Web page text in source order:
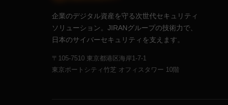
企業のデジタル資産を守る次世代セキュリティ
ソリューション。JIRANグループの技術力で、
日本のサイバーセキュリティを支えます。
〒105-7510 東京都港区海岸1-7-1
東京ポートシティ竹芝 オフィスタワー 10階